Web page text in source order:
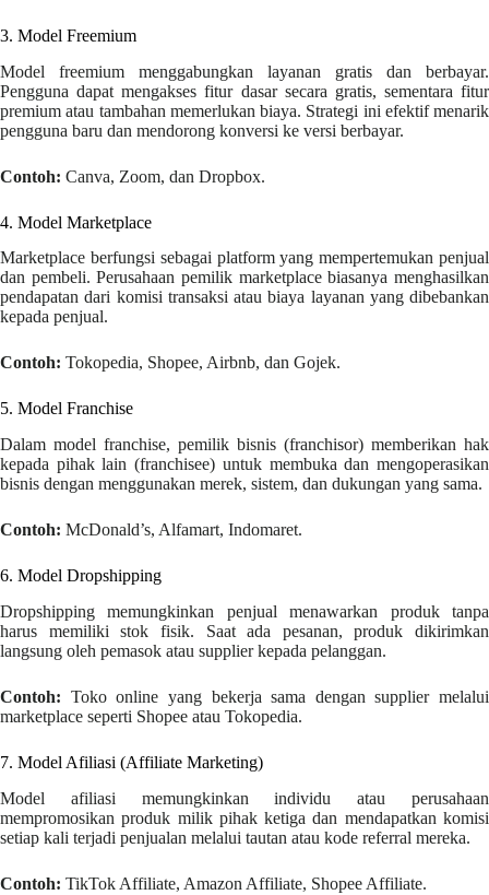
3. Model Freemium
Model freemium menggabungkan layanan gratis dan berbayar.
Pengguna dapat mengakses fitur dasar secara gratis, sementara fitur
premium atau tambahan memerlukan biaya. Strategi ini efektif menarik
pengguna baru dan mendorong konversi ke versi berbayar.
Contoh: Canva, Zoom, dan Dropbox.
4. Model Marketplace
Marketplace berfungsi sebagai platform yang mempertemukan penjual
dan pembeli. Perusahaan pemilik marketplace biasanya menghasilkan
pendapatan dari komisi transaksi atau biaya layanan yang dibebankan
kepada penjual.
Contoh: Tokopedia, Shopee, Airbnb, dan Gojek.
5. Model Franchise
Dalam model franchise, pemilik bisnis (franchisor) memberikan hak
kepada pihak lain (franchisee) untuk membuka dan mengoperasikan
bisnis dengan menggunakan merek, sistem, dan dukungan yang sama.
Contoh: McDonald’s, Alfamart, Indomaret.
6. Model Dropshipping
Dropshipping memungkinkan penjual menawarkan produk tanpa
harus memiliki stok fisik. Saat ada pesanan, produk dikirimkan
langsung oleh pemasok atau supplier kepada pelanggan.
Contoh: Toko online yang bekerja sama dengan supplier melalui
marketplace seperti Shopee atau Tokopedia.
7. Model Afiliasi (Affiliate Marketing)
Model afiliasi memungkinkan individu atau perusahaan
mempromosikan produk milik pihak ketiga dan mendapatkan komisi
setiap kali terjadi penjualan melalui tautan atau kode referral mereka.
Contoh: TikTok Affiliate, Amazon Affiliate, Shopee Affiliate.